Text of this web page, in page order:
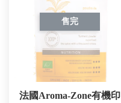
售完
法國Aroma-Zone有機印